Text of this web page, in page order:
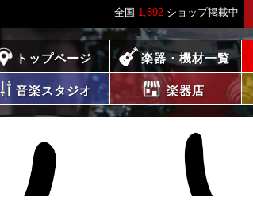
全国 1,892 ショップ掲載中
トップページ 楽器・機材一覧
音楽スタジオ 楽器店